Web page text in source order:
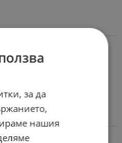
за да
нашия